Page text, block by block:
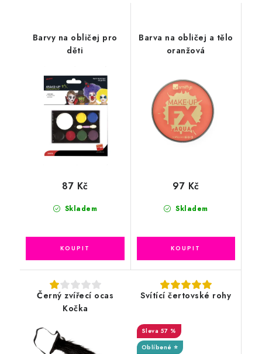
Barvy na obličej pro
děti
Skladem
87 Kč
Barva na obličej a tělo
oranžová
Skladem
97 Kč
Černý zvířecí ocas
Kočka
Svítící čertovské rohy
57 %
Oblíbené ⭐